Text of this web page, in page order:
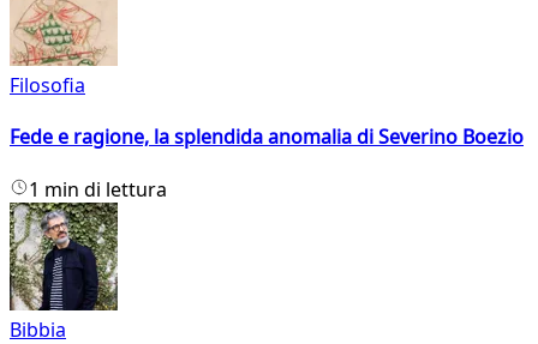
Filosofia
Fede e ragione, la splendida anomalia di Severino Boezio
1 min di lettura
Bibbia